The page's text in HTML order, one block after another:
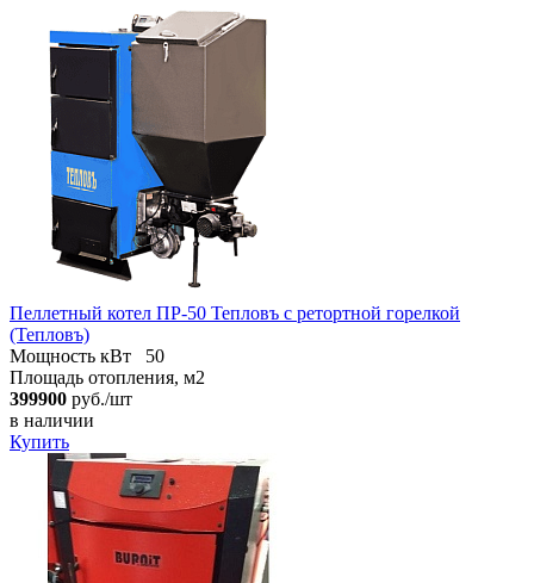
Пеллетный котел ПР-50 Тепловъ с ретортной горелкой
(Тепловъ)
Мощность кВт
50
Площадь отопления, м2
399900 руб./шт
в наличии
Купить